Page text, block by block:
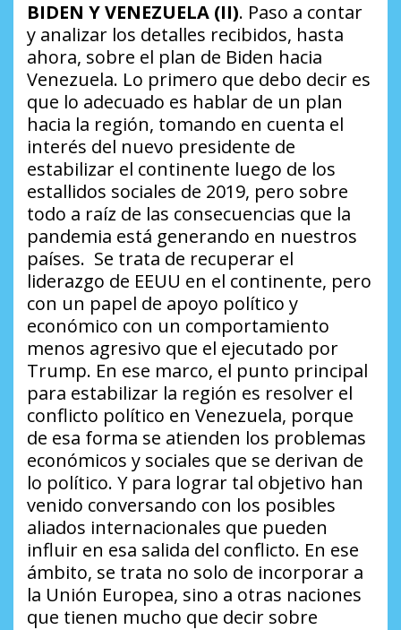
BIDEN Y VENEZUELA (II). Paso a contar
y analizar los detalles recibidos, hasta
ahora, sobre el plan de Biden hacia
Venezuela. Lo primero que debo decir es
que lo adecuado es hablar de un plan
hacia la región, tomando en cuenta el
interés del nuevo presidente de
estabilizar el continente luego de los
estallidos sociales de 2019, pero sobre
todo a raíz de las consecuencias que la
pandemia está generando en nuestros
países. Se trata de recuperar el
liderazgo de EEUU en el continente, pero
con un papel de apoyo político y
económico con un comportamiento
menos agresivo que el ejecutado por
Trump. En ese marco, el punto principal
para estabilizar la región es resolver el
conflicto político en Venezuela, porque
de esa forma se atienden los problemas
económicos y sociales que se derivan de
lo político. Y para lograr tal objetivo han
venido conversando con los posibles
aliados internacionales que pueden
influir en esa salida del conflicto. En ese
ámbito, se trata no solo de incorporar a
la Unión Europea, sino a otras naciones
que tienen mucho que decir sobre